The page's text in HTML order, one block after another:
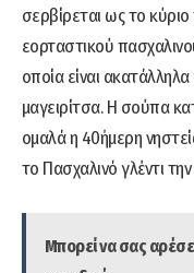
σερβίρεται ως το
εορταστικού
οποία είναι
μαγειρίτσα. Η σούπα
ομαλά η 40ήμερη
το Πασχαλινό γλέντι
Μπορεί να σας